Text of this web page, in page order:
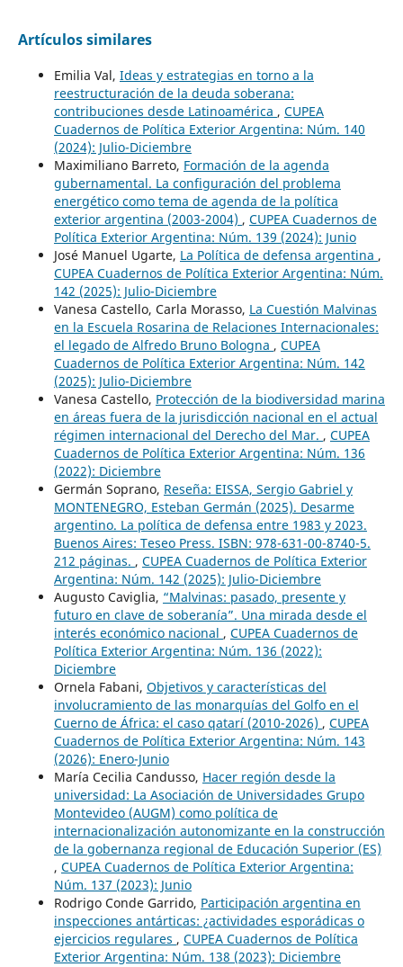
Artículos similares
Emilia Val, Ideas y estrategias en torno a la
reestructuración de la deuda soberana:
contribuciones desde Latinoamérica , CUPEA
Cuadernos de Política Exterior Argentina: Núm. 140
(2024): Julio-Diciembre
Maximiliano Barreto, Formación de la agenda
gubernamental. La configuración del problema
energético como tema de agenda de la política
exterior argentina (2003-2004) , CUPEA Cuadernos de
Política Exterior Argentina: Núm. 139 (2024): Junio
José Manuel Ugarte, La Política de defensa argentina ,
CUPEA Cuadernos de Política Exterior Argentina: Núm.
142 (2025): Julio-Diciembre
Vanesa Castello, Carla Morasso, La Cuestión Malvinas
en la Escuela Rosarina de Relaciones Internacionales:
el legado de Alfredo Bruno Bologna , CUPEA
Cuadernos de Política Exterior Argentina: Núm. 142
(2025): Julio-Diciembre
Vanesa Castello, Protección de la biodiversidad marina
en áreas fuera de la jurisdicción nacional en el actual
régimen internacional del Derecho del Mar. , CUPEA
Cuadernos de Política Exterior Argentina: Núm. 136
(2022): Diciembre
Germán Soprano, Reseña: EISSA, Sergio Gabriel y
MONTENEGRO, Esteban Germán (2025). Desarme
argentino. La política de defensa entre 1983 y 2023.
Buenos Aires: Teseo Press. ISBN: 978-631-00-8740-5.
212 páginas. , CUPEA Cuadernos de Política Exterior
Argentina: Núm. 142 (2025): Julio-Diciembre
Augusto Caviglia, “Malvinas: pasado, presente y
futuro en clave de soberanía”. Una mirada desde el
interés económico nacional , CUPEA Cuadernos de
Política Exterior Argentina: Núm. 136 (2022):
Diciembre
Ornela Fabani, Objetivos y características del
involucramiento de las monarquías del Golfo en el
Cuerno de África: el caso qatarí (2010-2026) , CUPEA
Cuadernos de Política Exterior Argentina: Núm. 143
(2026): Enero-Junio
María Cecilia Candusso, Hacer región desde la
universidad: La Asociación de Universidades Grupo
Montevideo (AUGM) como política de
internacionalización autonomizante en la construcción
de la gobernanza regional de Educación Superior (ES)
, CUPEA Cuadernos de Política Exterior Argentina:
Núm. 137 (2023): Junio
Rodrigo Conde Garrido, Participación argentina en
inspecciones antárticas: ¿actividades esporádicas o
ejercicios regulares , CUPEA Cuadernos de Política
Exterior Argentina: Núm. 138 (2023): Diciembre